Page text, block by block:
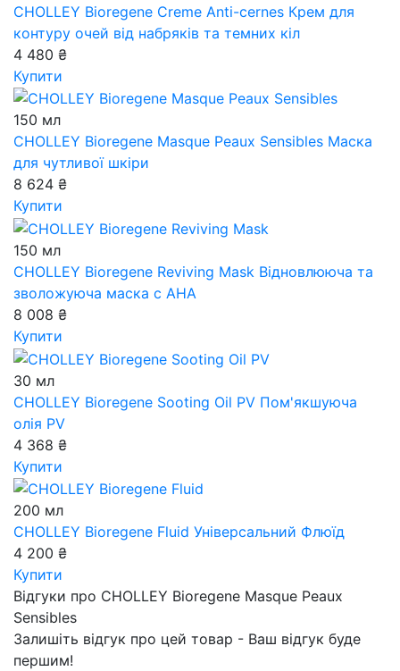
CHOLLEY Bioregene Creme Anti-cernes Крем для
контуру очей від набряків та темних кіл
4 480 ₴
Купити
150 мл
CHOLLEY Bioregene Masque Peaux Sensibles Маска
для чутливої шкіри
8 624 ₴
Купити
150 мл
CHOLLEY Bioregene Reviving Mask Відновлююча та
зволожуюча маска с АНА
8 008 ₴
Купити
30 мл
CHOLLEY Bioregene Sooting Oil PV Пом'якшуюча
олія PV
4 368 ₴
Купити
200 мл
CHOLLEY Bioregene Fluid Універсальний Флюїд
4 200 ₴
Купити
Відгуки про CHOLLEY Bioregene Masque Peaux
Sensibles
Залишіть відгук про цей товар - Ваш відгук буде
першим!